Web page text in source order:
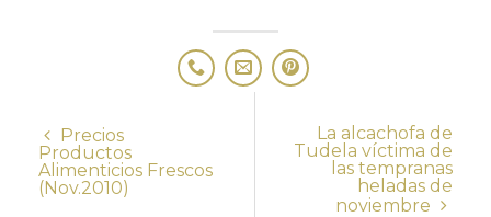
Precios
Productos
Alimenticios Frescos
(Nov.2010)
La alcachofa de
Tudela víctima de
las tempranas
heladas de
noviembre